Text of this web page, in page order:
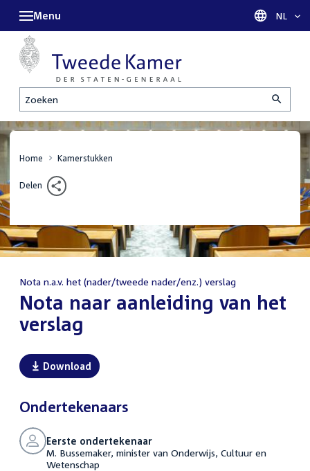
Zoeken
Menu Taal
NL
Home Kamerstukken
Delen
Nota n.a.v. het (nader/tweede nader/enz.) verslag
:Nota naar aanleiding van het
verslag
Download
Ondertekenaars
Eerste ondertekenaar
M. Bussemaker, minister van Onderwijs, Cultuur en
Wetenschap